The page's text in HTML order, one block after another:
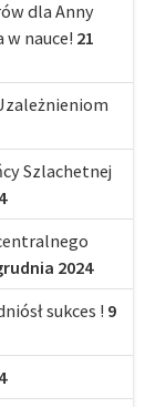
dla Anny
nauce! 21
Szlachetnej
2024
sukces ! 9